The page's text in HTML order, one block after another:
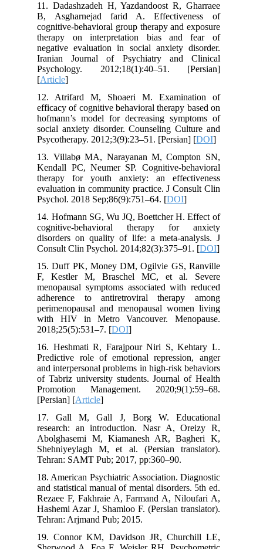
11. Dadashzadeh H, Yazdandoost R, Gharraee
B, Asgharnejad farid A. Effectiveness of
cognitive-behavioral group therapy and exposure
therapy on interpretation bias and fear of
negative evaluation in social anxiety disorder.
Iranian Journal of Psychiatry and Clinical
Psychology. 2012;18(1):40–51. [Persian]
[Article
12. Atrifard M, Shoaeri M. Examination of
efficacy of cognitive behavioral therapy based on
hofmann’s model for decreasing symptoms of
social anxiety disorder. Counseling Culture and
Psycotherapy. 2012;3(9):23–51. [Persian] [DOI
13. Villabø MA, Narayanan M, Compton SN,
Kendall PC, Neumer SP. Cognitive-behavioral
therapy for youth anxiety: an effectiveness
evaluation in community practice. J Consult Clin
Psychol. 2018 Sep;86(9):751–64. [DOI
14. Hofmann SG, Wu JQ, Boettcher H. Effect of
cognitive-behavioral therapy for anxiety
disorders on quality of life: a meta-analysis. J
Consult Clin Psychol. 2014;82(3):375–91. [DOI
15. Duff PK, Money DM, Ogilvie GS, Ranville
F, Kestler M, Braschel MC, et al. Severe
menopausal symptoms associated with reduced
adherence to antiretroviral therapy among
perimenopausal and menopausal women living
with HIV in Metro Vancouver. Menopause.
2018;25(5):531–7. [DOI
16. Heshmati R, Farajpour Niri S, Kehtary L.
Predictive role of emotional repression, anger
and interpersonal problems in high-risk behaviors
of Tabriz university students. Journal of Health
Promotion Management. 2020;9(1):59–68.
[Persian] [Article
17. Gall M, Gall J, Borg W. Educational
research: an introduction. Nasr A, Oreizy R,
Abolghasemi M, Kiamanesh AR, Bagheri K,
Shehniyeylagh M, et al. (Persian translator).
Tehran: SAMT Pub; 2017, pp:360–90.
18. American Psychiatric Association. Diagnostic
and statistical manual of mental disorders. 5th ed.
Rezaee F, Fakhraie A, Farmand A, Niloufari A,
Hashemi Azar J, Shamloo F. (Persian translator).
Tehran: Arjmand Pub; 2015.
19. Connor KM, Davidson JR, Churchill LE,